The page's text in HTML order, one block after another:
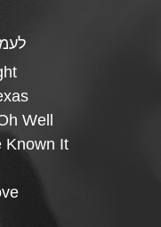
Well
Known It